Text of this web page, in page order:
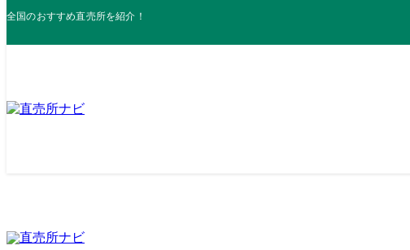
全国のおすすめ直売所を紹介！